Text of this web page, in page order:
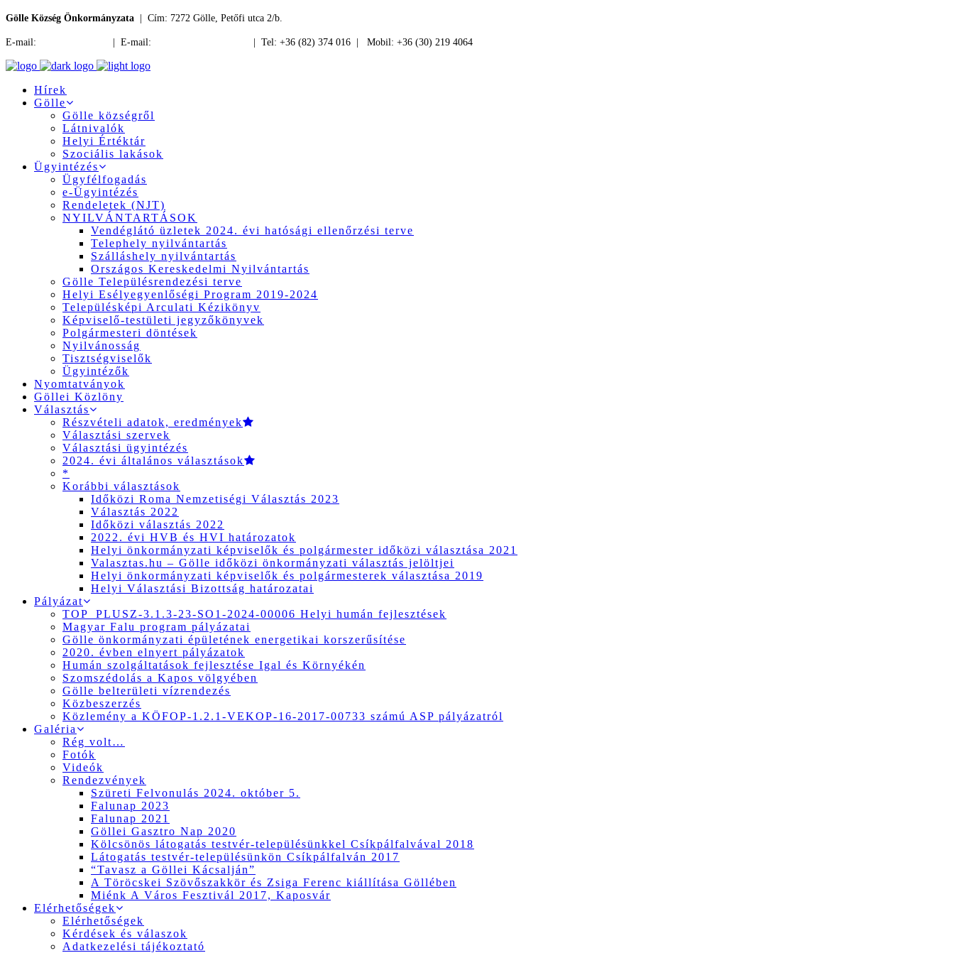
Gölle Község Önkormányzata | Cím: 7272 Gölle, Petőfi utca 2/b.
E-mail: | E-mail: | Tel: +36 (82) 374 016 | Mobil: +36 (30) 219 4064
Hírek
Gölle
Gölle községről
Látnivalók
Helyi Értéktár
Szociális lakások
Ügyintézés
Ügyfélfogadás
e-Ügyintézés
Rendeletek (NJT)
NYILVÁNTARTÁSOK
Vendéglátó üzletek 2024. évi hatósági ellenőrzési terve
Telephely nyilvántartás
Szálláshely nyilvántartás
Országos Kereskedelmi Nyilvántartás
Gölle Településrendezési terve
Helyi Esélyegyenlőségi Program 2019-2024
Településképi Arculati Kézikönyv
Képviselő-testületi jegyzőkönyvek
Polgármesteri döntések
Nyilvánosság
Tisztségviselők
Ügyintézők
Nyomtatványok
Göllei Közlöny
Választás
Részvételi adatok, eredmények
Választási szervek
Választási ügyintézés
2024. évi általános választások
*
Korábbi választások
Időközi Roma Nemzetiségi Választás 2023
Választás 2022
Időközi választás 2022
2022. évi HVB és HVI határozatok
Helyi önkormányzati képviselők és polgármester időközi választása 2021
Valasztas.hu – Gölle időközi önkormányzati választás jelöltjei
Helyi önkormányzati képviselők és polgármesterek választása 2019
Helyi Választási Bizottság határozatai
Pályázat
TOP_PLUSZ-3.1.3-23-SO1-2024-00006 Helyi humán fejlesztések
Magyar Falu program pályázatai
Gölle önkormányzati épületének energetikai korszerűsítése
2020. évben elnyert pályázatok
Humán szolgáltatások fejlesztése Igal és Környékén
Szomszédolás a Kapos völgyében
Gölle belterületi vízrendezés
Közbeszerzés
Közlemény a KÖFOP-1.2.1-VEKOP-16-2017-00733 számú ASP pályázatról
Galéria
Rég volt…
Fotók
Videók
Rendezvények
Szüreti Felvonulás 2024. október 5.
Falunap 2023
Falunap 2021
Göllei Gasztro Nap 2020
Kölcsönös látogatás testvér-településünkkel Csíkpálfalvával 2018
Látogatás testvér-településünkön Csíkpálfalván 2017
“Tavasz a Göllei Kácsalján”
A Töröcskei Szövőszakkör és Zsiga Ferenc kiállítása Göllében
Miénk A Város Fesztivál 2017, Kaposvár
Elérhetőségek
Elérhetőségek
Kérdések és válaszok
Adatkezelési tájékoztató